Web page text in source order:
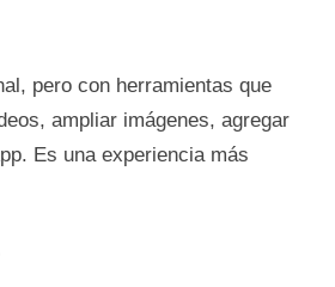
pero con herramientas que
ampliar imágenes, agregar
Es una experiencia más